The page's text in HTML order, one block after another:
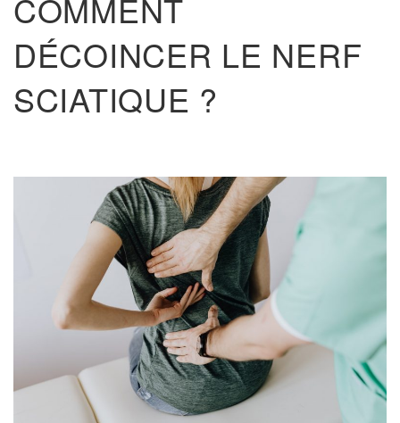
DÉCOINCER LE NERF
SCIATIQUE ?